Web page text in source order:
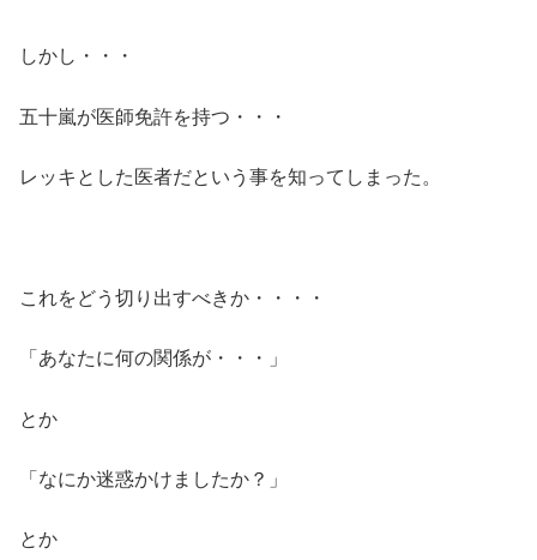
しかし・・・
五十嵐が医師免許を持つ・・・
レッキとした医者だという事を知ってしまった。
これをどう切り出すべきか・・・・
「あなたに何の関係が・・・」
とか
「なにか迷惑かけましたか？」
とか